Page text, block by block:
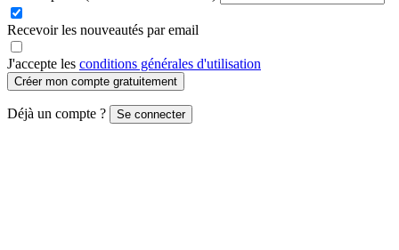
Recevoir les nouveautés par email
J'accepte les conditions générales d'utilisation
Créer mon compte gratuitement
Déjà un compte ? Se connecter